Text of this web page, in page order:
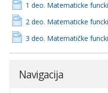
1 deo. Matematicke
2 deo. Matematicke
3 deo. Matematičke
Navigacija